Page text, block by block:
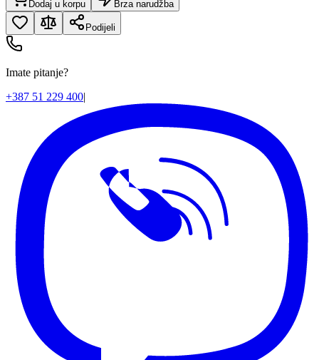
Dodaj u korpu Brza narudžba
Podijeli
Imate pitanje?
+387 51 229 400|